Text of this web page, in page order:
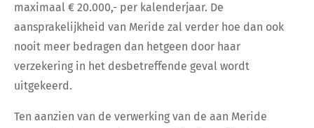
maximaal € 20.000,- per kalenderjaar. De
aansprakelijkheid van Meride zal verder hoe dan ook
nooit meer bedragen dan hetgeen door haar
verzekering in het desbetreffende geval wordt
uitgekeerd.
Ten aanzien van de verwerking van de aan Meride